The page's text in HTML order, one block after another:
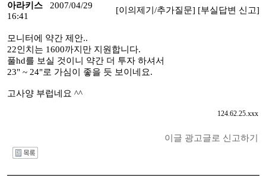
아라키스
2007/04/29
16:41
[이의제기/추가질문] [부실답변 신고]
모니터에 약간 제안..
22인치는 1600까지만 지원합니다.
풀hd를 보실 것이니 약간 더 투자 하셔서
23" ~ 24"로 가심이 좋을 듯 보이네요.
고사양 부럽네요 ^^
124.62.25.xxx
이글 광고글로 신고하기